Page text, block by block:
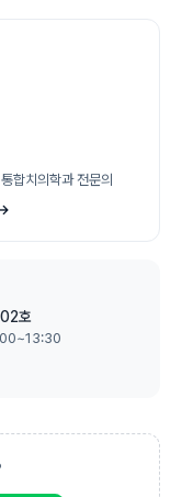
합치의학과 전문의
호